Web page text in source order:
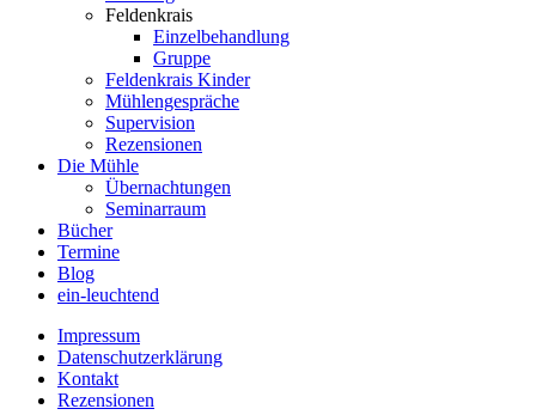
Feldenkrais
Einzelbehandlung
Gruppe
Feldenkrais Kinder
Mühlengespräche
Supervision
Rezensionen
Die Mühle
Übernachtungen
Seminarraum
Bücher
Termine
Blog
ein-leuchtend
Impressum
Datenschutzerklärung
Kontakt
Rezensionen